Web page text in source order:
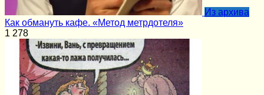
Из архива
Как обмануть кафе. «Метод метрдотеля»
1 278